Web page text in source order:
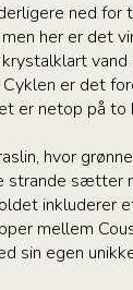
ned
her er det
er det
er netop på to
hvor
strande sætter
inkluderer
mellem
sin egen